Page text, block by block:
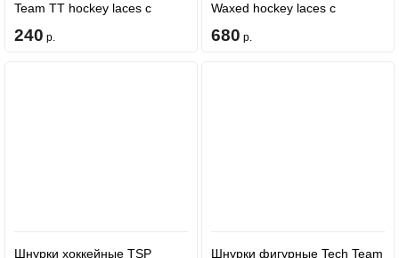
Team TT hockey laces с
пропиткой Red
240 р.
Waxed hockey laces с
пропиткой - Black
680 р.
Шнурки хоккейные TSP
Шнурки фигурные Tech Team